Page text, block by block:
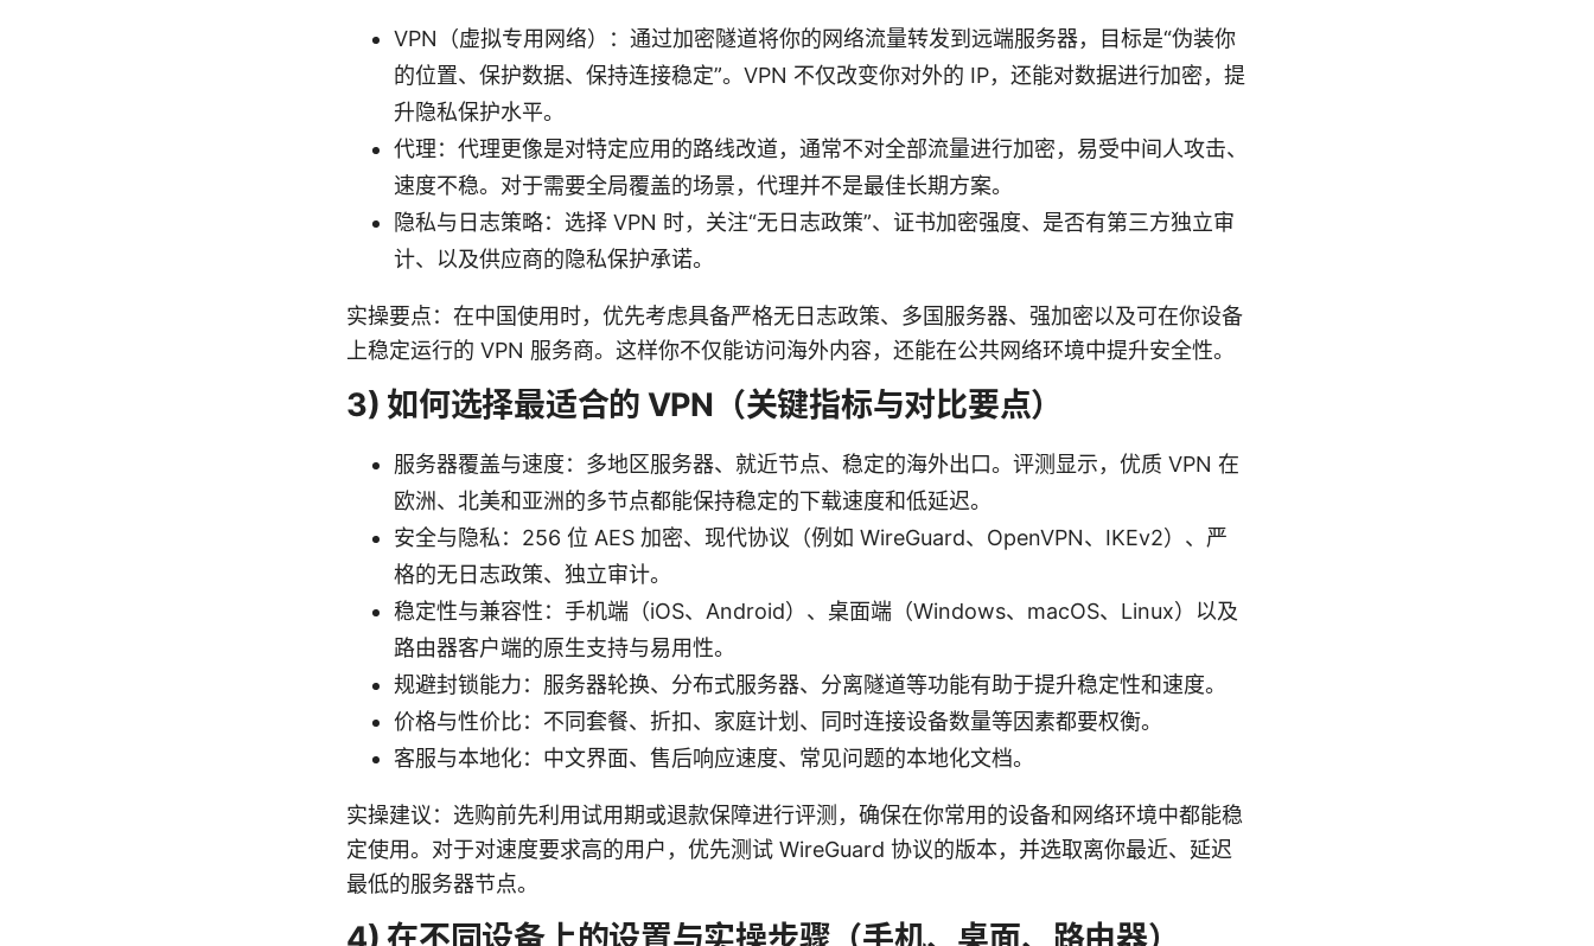
VPN（虚拟专用网络）：通过加密隧道将你的网络流量转发到远端服务器，目标是“伪装你
的位置、保护数据、保持连接稳定”。VPN 不仅改变你对外的 IP，还能对数据进行加密，提
升隐私保护水平。
代理：代理更像是对特定应用的路线改道，通常不对全部流量进行加密，易受中间人攻击、
速度不稳。对于需要全局覆盖的场景，代理并不是最佳长期方案。
隐私与日志策略：选择 VPN 时，关注“无日志政策”、证书加密强度、是否有第三方独立审
计、以及供应商的隐私保护承诺。
实操要点：在中国使用时，优先考虑具备严格无日志政策、多国服务器、强加密以及可在你设备
上稳定运行的 VPN 服务商。这样你不仅能访问海外内容，还能在公共网络环境中提升安全性。
3) 如何选择最适合的 VPN（关键指标与对比要点）
服务器覆盖与速度：多地区服务器、就近节点、稳定的海外出口。评测显示，优质 VPN 在
欧洲、北美和亚洲的多节点都能保持稳定的下载速度和低延迟。
安全与隐私：256 位 AES 加密、现代协议（例如 WireGuard、OpenVPN、IKEv2）、严
格的无日志政策、独立审计。
稳定性与兼容性：手机端（iOS、Android）、桌面端（Windows、macOS、Linux）以及
路由器客户端的原生支持与易用性。
规避封锁能力：服务器轮换、分布式服务器、分离隧道等功能有助于提升稳定性和速度。
价格与性价比：不同套餐、折扣、家庭计划、同时连接设备数量等因素都要权衡。
客服与本地化：中文界面、售后响应速度、常见问题的本地化文档。
实操建议：选购前先利用试用期或退款保障进行评测，确保在你常用的设备和网络环境中都能稳
定使用。对于对速度要求高的用户，优先测试 WireGuard 协议的版本，并选取离你最近、延迟
最低的服务器节点。
4) 在不同设备上的设置与实操步骤（手机、桌面、路由器）